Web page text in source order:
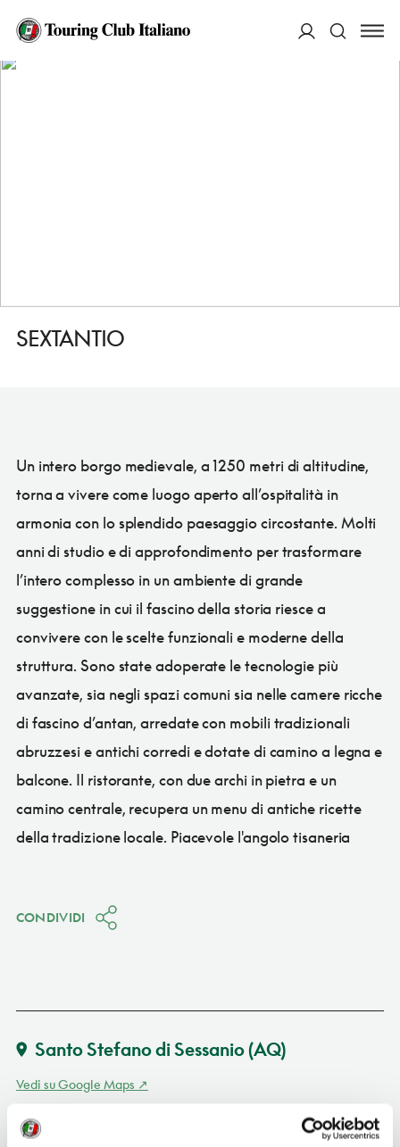
HOME
SEXTANTIO
SEXTANTIO
Un intero borgo medievale, a 1250 metri di altitudine,
torna a vivere come luogo aperto all’ospitalità in
armonia con lo splendido paesaggio circostante. Molti
anni di studio e di approfondimento per trasformare
l’intero complesso in un ambiente di grande
suggestione in cui il fascino della storia riesce a
convivere con le scelte funzionali e moderne della
struttura. Sono state adoperate le tecnologie più
avanzate, sia negli spazi comuni sia nelle camere ricche
di fascino d’antan, arredate con mobili tradizionali
abruzzesi e antichi corredi e dotate di camino a legna e
balcone. Il ristorante, con due archi in pietra e un
camino centrale, recupera un menu di antiche ricette
della tradizione locale. Piacevole l'angolo tisaneria
CONDIVIDI
Santo Stefano di Sessanio(AQ)
Vedi su Google Maps
INDIRIZZO